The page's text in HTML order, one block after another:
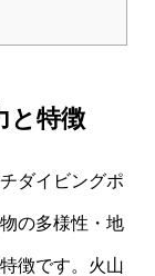
と特徴
ダイビングポ
の多様性・地
徴です。火山